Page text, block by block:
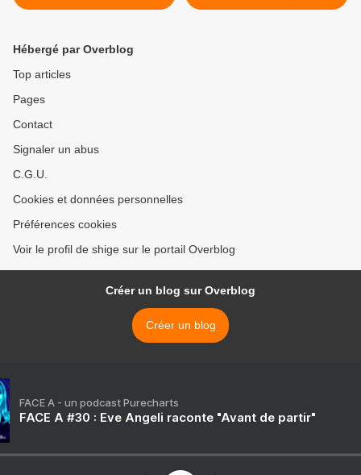
Bruxelles) >
Hébergé par Overblog
Top articles
Pages
Contact
Signaler un abus
C.G.U.
Cookies et données personnelles
Préférences cookies
Voir le profil de shige sur le portail Overblog
Créer un blog sur Overblog
Créer un blog
FACE A - un podcast Purecharts
FACE A #30 : Eve Angeli raconte "Avant de partir"